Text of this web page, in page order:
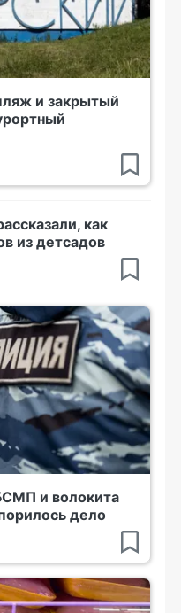
и закрытый
как
из детсадов
и волокита
дело